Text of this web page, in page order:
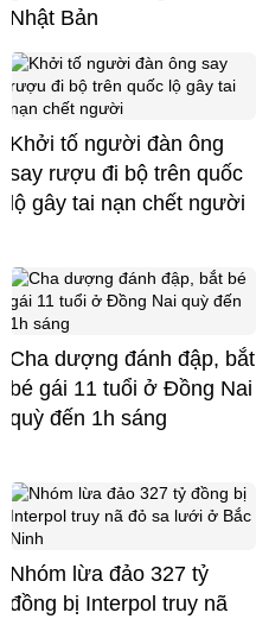
Nhật Bản
Khởi tố người đàn ông
say rượu đi bộ trên quốc
lộ gây tai nạn chết người
Cha dượng đánh đập, bắt
bé gái 11 tuổi ở Đồng Nai
quỳ đến 1h sáng
Nhóm lừa đảo 327 tỷ
đồng bị Interpol truy nã